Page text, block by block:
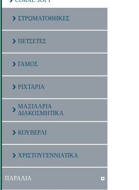
ΣΤΡΩΜΑΤΟΘΗΚΕΣ
ΠΕΤΣΕΤΕΣ
ΓΑΜΟΣ
ΡΙΧΤΑΡΙΑ
ΜΑΞΙΛΑΡΙΑ
ΔΙΑΚΟΣΜΗΤΙΚΑ
ΚΟΥΒΕΡΛΙ
ΧΡΙΣΤΟΥΓΕΝΝΙΑΤΙΚΑ
ΠΑΡΑΛΙΑ